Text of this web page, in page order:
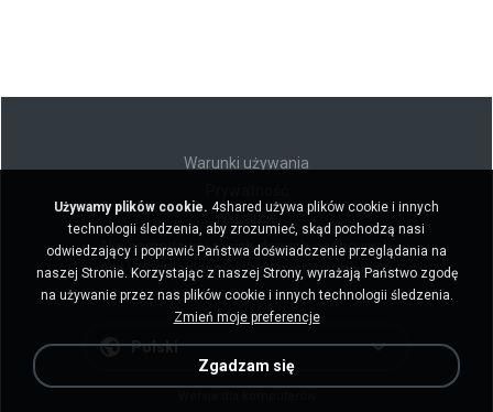
Warunki używania
Nie sprzedawaj moich danych osobowych
Nie udostępniaj moich danych osobowych
Polski
Używamy plików cookie. 4shared używa plików cookie i innych
technologii śledzenia, aby zrozumieć, skąd pochodzą nasi
odwiedzający i poprawić Państwa doświadczenie przeglądania na
naszej Stronie. Korzystając z naszej Strony, wyrażają Państwo zgodę
na używanie przez nas plików cookie i innych technologii śledzenia.
Zmień moje preferencje
Zgadzam się